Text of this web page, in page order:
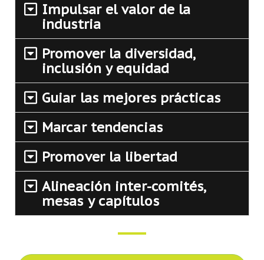
Impulsar el valor de la
industria
Promover la diversidad,
inclusión y equidad
Guiar las mejores prácticas
Marcar tendencias
Promover la libertad
Alineación inter-comités,
mesas y capítulos